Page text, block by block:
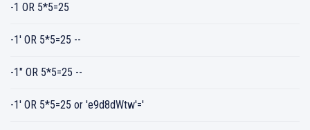
-1 OR 5*5=25
-1' OR 5*5=25 --
-1" OR 5*5=25 --
-1' OR 5*5=25 or 'e9d8dWtw'='